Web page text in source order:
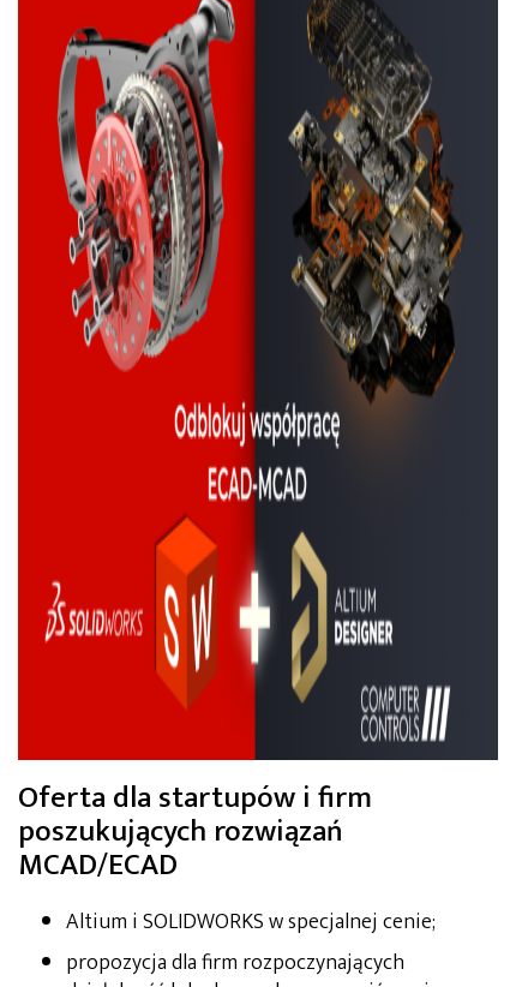
Oferta dla startupów i firm
poszukujących rozwiązań
MCAD/ECAD
Altium i SOLIDWORKS w specjalnej cenie;
propozycja dla firm rozpoczynających